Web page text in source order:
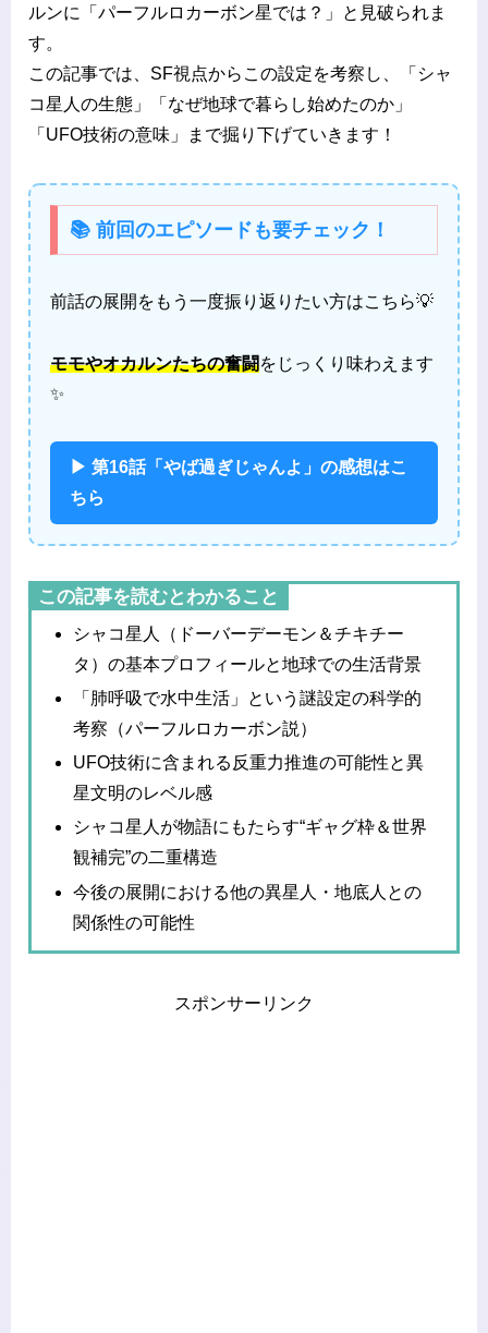
ルンに「パーフルロカーボン星では？」と見破られま
す。
この記事では、SF視点からこの設定を考察し、「シャ
コ星人の生態」「なぜ地球で暮らし始めたのか」
「UFO技術の意味」まで掘り下げていきます！
📚 前回のエピソードも要チェック！
前話の展開をもう一度振り返りたい方はこちら💡
モモやオカルンたちの奮闘をじっくり味わえます
✨
▶ 第16話「やば過ぎじゃんよ」の感想はこ
ちら
この記事を読むとわかること
シャコ星人（ドーバーデーモン＆チキチー
タ）の基本プロフィールと地球での生活背景
「肺呼吸で水中生活」という謎設定の科学的
考察（パーフルロカーボン説）
UFO技術に含まれる反重力推進の可能性と異
星文明のレベル感
シャコ星人が物語にもたらす“ギャグ枠＆世界
観補完”の二重構造
今後の展開における他の異星人・地底人との
関係性の可能性
スポンサーリンク